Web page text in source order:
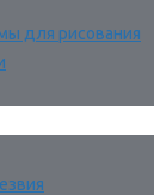
для рисования